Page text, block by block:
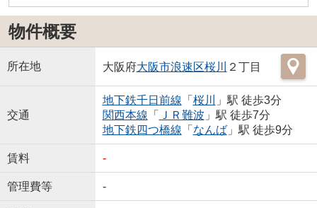
物件概要
所在地 大阪府大阪市浪速区桜川 ２丁目
交通
地下鉄千日前線 「 桜川
」駅 徒歩3分
関西本線 「 ＪＲ難波 」駅 徒歩7分
地下鉄四つ橋線 「 なんば」駅 徒歩9分
賃料 -
管理費等 -